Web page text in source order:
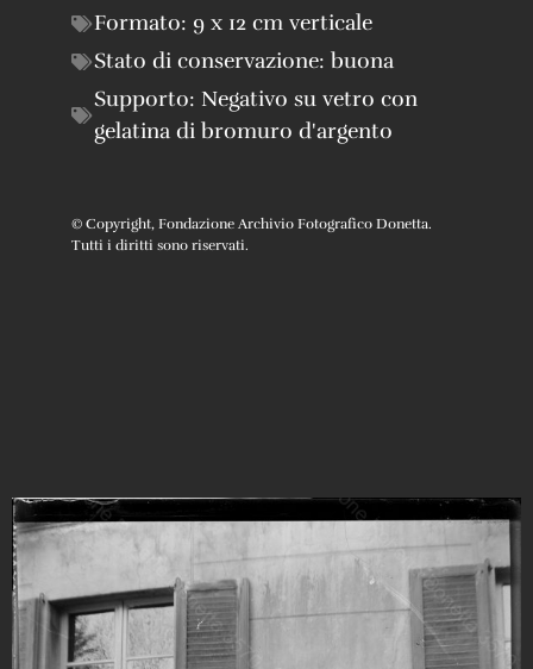
Formato: 9 x 12 cm verticale
Stato di conservazione: buona
Supporto: Negativo su vetro con
gelatina di bromuro d'argento
© Copyright, Fondazione Archivio Fotografico Donetta.
Tutti i diritti sono riservati.